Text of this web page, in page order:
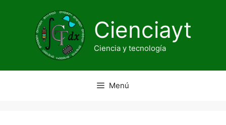
contenido
Cienciayt
Ciencia y tecnología
Menú